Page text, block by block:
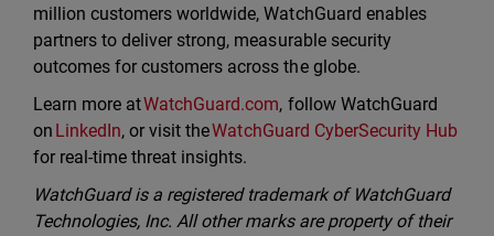
million customers worldwide, WatchGuard enables
partners to deliver strong, measurable security
outcomes for customers across the globe.
Learn more atWatchGuard.com, follow WatchGuard
on LinkedIn, or visit theWatchGuard CyberSecurity Hub
for real-time threat insights.
WatchGuard is a registered trademark of WatchGuard
Technologies, Inc. All other marks are property of their